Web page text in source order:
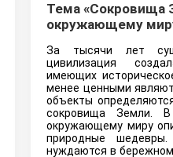
Тема «Сокровища
окружающему
За тысячи лет
цивилизация
имеющих
менее ценными
объекты
сокровища Земли.
окружающему миру
природные
нуждаются в